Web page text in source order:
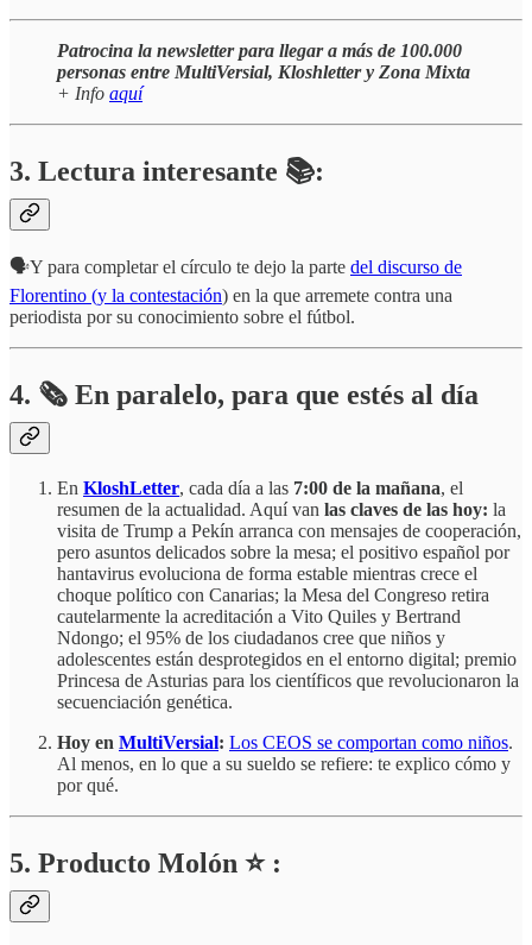
Patrocina la newsletter para llegar a más de 100.000
personas entre MultiVersial, Kloshletter y Zona Mixta
+ Info aquí
3. Lectura interesante 📚:
🗣️Y para completar el círculo te dejo la parte del discurso de
Florentino (y la contestación) en la que arremete contra una
periodista por su conocimiento sobre el fútbol.
4. 🗞️ En paralelo, para que estés al día
En KloshLetter, cada día a las 7:00 de la mañana, el
resumen de la actualidad. Aquí van las claves de las hoy: la
visita de Trump a Pekín arranca con mensajes de cooperación,
pero asuntos delicados sobre la mesa; el positivo español por
hantavirus evoluciona de forma estable mientras crece el
choque político con Canarias; la Mesa del Congreso retira
cautelarmente la acreditación a Vito Quiles y Bertrand
Ndongo; el 95% de los ciudadanos cree que niños y
adolescentes están desprotegidos en el entorno digital; premio
Princesa de Asturias para los científicos que revolucionaron la
secuenciación genética.
Hoy en MultiVersial: Los CEOS se comportan como niños.
Al menos, en lo que a su sueldo se refiere: te explico cómo y
por qué.
5. Producto Molón ⭐ :